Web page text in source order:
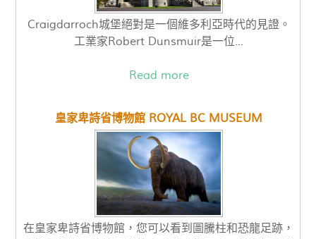
Craigdarroch城堡絕對是一個維多利亞時代的見證。
工業家Robert Dunsmuir是一位...
Read more
皇家卑詩省博物館 ROYAL BC MUSEUM
在皇家卑詩省博物館，您可以看到圖騰柱和恐龍足跡，